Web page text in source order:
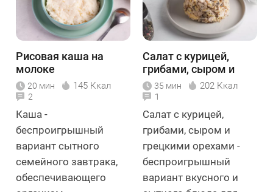
Рисовая каша на
молоке
20 мин 145 Ккал
2
Каша -
беспроигрышный
вариант сытного
семейного завтрака,
обеспечивающего
Салат с курицей,
грибами, сыром и
грецкими орехами
35 мин 202 Ккал
1
Салат с курицей,
грибами, сыром и
грецкими орехами -
беспроигрышный
вариант вкусного и